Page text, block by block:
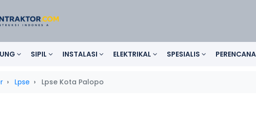
SIPIL INSTALASI ELEKTRIKAL SPESIALIS PERENCANA
Lpse Lpse Kota Palopo